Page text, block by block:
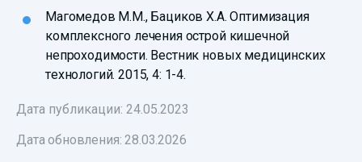
Магомедов М.М., Бациков Х.А. Оптимизация
комплексного лечения острой кишечной
непроходимости. Вестник новых медицинских
технологий. 2015, 4: 1-4.
Дата публикации: 24.05.2023
Дата обновления:28.03.2026